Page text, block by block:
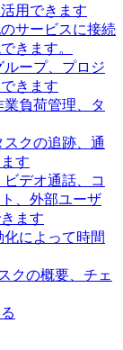
用できます
サービスに接続
きます。
ープ、プロジ
きます
負荷管理、タ
クの追跡、通
す
デオ通話、コ
、外部ユーザ
ます
によって時間
クの概要、チェ